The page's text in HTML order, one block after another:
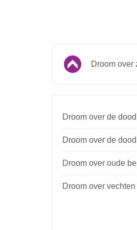
Droom over
Droom over de
Droom over de
Droom over oude
Droom over